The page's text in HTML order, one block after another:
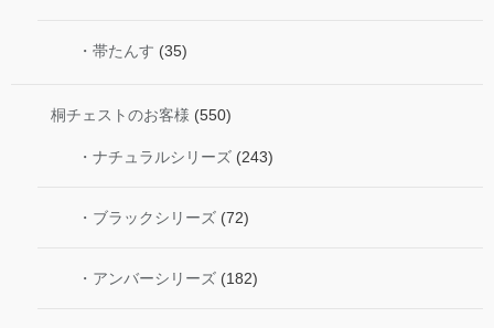
・帯たんす (35)
桐チェストのお客様 (550)
・ナチュラルシリーズ (243)
・ブラックシリーズ (72)
・アンバーシリーズ (182)